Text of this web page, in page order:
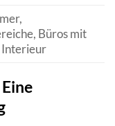
Büros mit